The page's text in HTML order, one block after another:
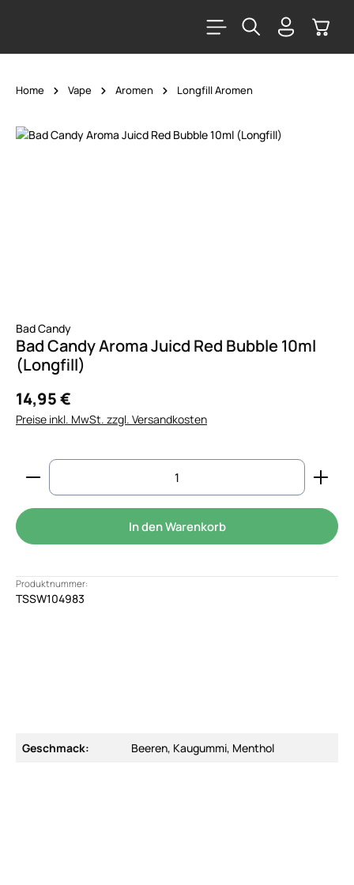
Home Vape Aromen Longfill Aromen
Bildergalerie überspringen
Bad Candy
Bad Candy Aroma Juicd Red Bubble 10ml
(Longfill)
14,95 €
Preise inkl. MwSt. zzgl. Versandkosten
Produkt Anzahl: Gib den gewünschten Wert
In den Warenkorb
Produktnummer:
TSSW104983
Geschmack: Beeren, Kaugummi, Menthol